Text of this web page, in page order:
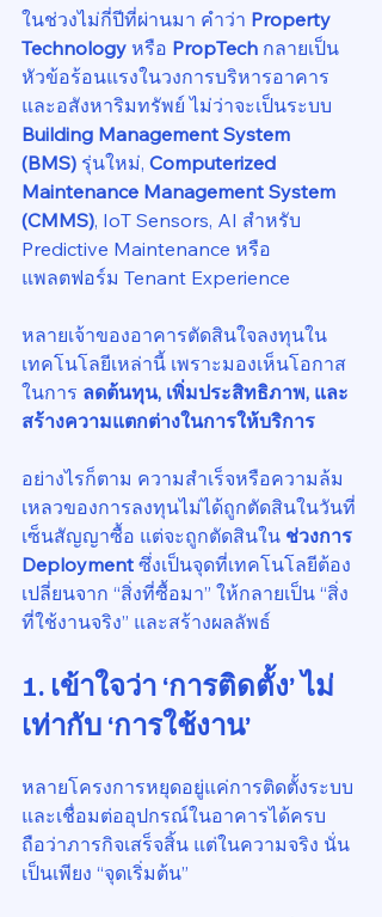
ในช่วงไม่กี่ปีที่ผ่านมา คำว่า Property
Technology หรือ PropTech กลายเป็น
หัวข้อร้อนแรงในวงการบริหารอาคาร
และอสังหาริมทรัพย์ ไม่ว่าจะเป็นระบบ
Building Management System
(BMS) รุ่นใหม่, Computerized
Maintenance Management System
(CMMS), IoT Sensors, AI สำหรับ
Predictive Maintenance หรือ
แพลตฟอร์ม Tenant Experience
หลายเจ้าของอาคารตัดสินใจลงทุนใน
เทคโนโลยีเหล่านี้ เพราะมองเห็นโอกาส
ในการ ลดต้นทุน, เพิ่มประสิทธิภาพ, และ
สร้างความแตกต่างในการให้บริการ
อย่างไรก็ตาม ความสำเร็จหรือความล้ม
เหลวของการลงทุนไม่ได้ถูกตัดสินในวันที่
เซ็นสัญญาซื้อ แต่จะถูกตัดสินใน ช่วงการ
Deployment ซึ่งเป็นจุดที่เทคโนโลยีต้อง
เปลี่ยนจาก “สิ่งที่ซื้อมา” ให้กลายเป็น “สิ่ง
ที่ใช้งานจริง” และสร้างผลลัพธ์
1. เข้าใจว่า ‘การติดตั้ง’ ไม่
เท่ากับ ‘การใช้งาน’
หลายโครงการหยุดอยู่แค่การติดตั้งระบบ
และเชื่อมต่ออุปกรณ์ในอาคารได้ครบ
ถือว่าภารกิจเสร็จสิ้น แต่ในความจริง นั่น
เป็นเพียง “จุดเริ่มต้น”